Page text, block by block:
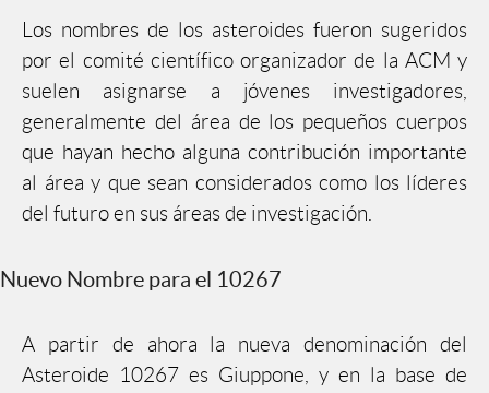
Los nombres de los asteroides fueron sugeridos
por el comité científico organizador de la ACM y
suelen asignarse a jóvenes investigadores,
generalmente del área de los pequeños cuerpos
que hayan hecho alguna contribución importante
al área y que sean considerados como los líderes
del futuro en sus áreas de investigación.
Nuevo Nombre para el 10267
A partir de ahora la nueva denominación del
Asteroide 10267 es Giuppone, y en la base de